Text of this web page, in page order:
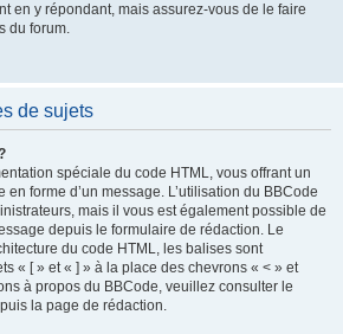
en y répondant, mais assurez-vous de le faire
du forum.
de sujets
spéciale du code HTML, vous offrant un
forme d’un message. L’utilisation du BBCode
mais il vous est également possible de
depuis le formulaire de rédaction. Le
du code HTML, les balises sont
« [ » et « ] » à la place des chevrons « < » et
à propos du BBCode, veuillez consulter le
la page de rédaction.